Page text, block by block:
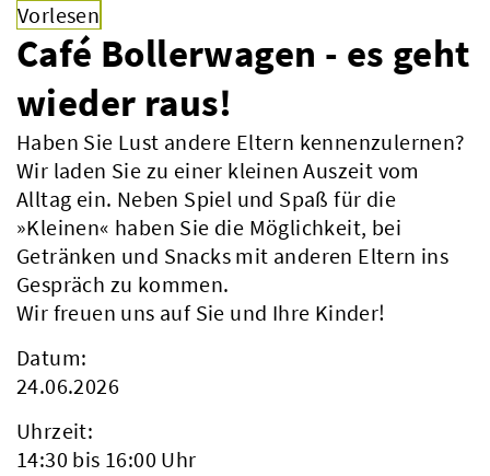
Vorlesen
Café Bollerwagen - es geht
wieder raus!
Haben Sie Lust andere Eltern kennenzulernen?
Wir laden Sie zu einer kleinen Auszeit vom
Alltag ein. Neben Spiel und Spaß für die
»Kleinen« haben Sie die Möglichkeit, bei
Getränken und Snacks mit anderen Eltern ins
Gespräch zu kommen.
Wir freuen uns auf Sie und Ihre Kinder!
Datum:
24.06.2026
Uhrzeit:
14:30 bis 16:00 Uhr